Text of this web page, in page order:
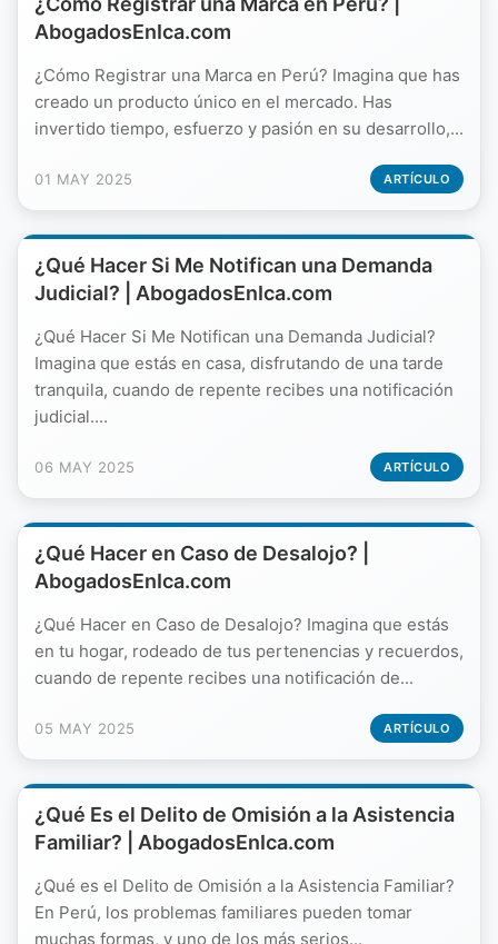
AbogadosEnIca.com
¿Cómo Registrar una Marca en Perú? Imagina que has
creado un producto único en el mercado. Has
invertido tiempo, esfuerzo y pasión en su desarrollo,...
01 MAY 2025 ARTÍCULO
¿Qué Hacer Si Me Notifican una Demanda
Judicial? | AbogadosEnIca.com
¿Qué Hacer Si Me Notifican una Demanda Judicial?
Imagina que estás en casa, disfrutando de una tarde
tranquila, cuando de repente recibes una notificación
judicial....
06 MAY 2025 ARTÍCULO
¿Qué Hacer en Caso de Desalojo? |
AbogadosEnIca.com
¿Qué Hacer en Caso de Desalojo? Imagina que estás
en tu hogar, rodeado de tus pertenencias y recuerdos,
cuando de repente recibes una notificación de...
05 MAY 2025 ARTÍCULO
¿Qué Es el Delito de Omisión a la Asistencia
Familiar? | AbogadosEnIca.com
¿Qué es el Delito de Omisión a la Asistencia Familiar?
En Perú, los problemas familiares pueden tomar
muchas formas, y uno de los más serios...